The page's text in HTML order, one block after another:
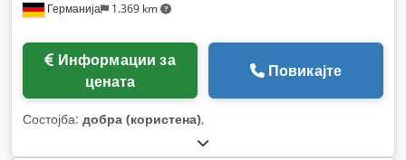
Германија 1.369 km
цената
Повикајте
Состојба: добра (користена),